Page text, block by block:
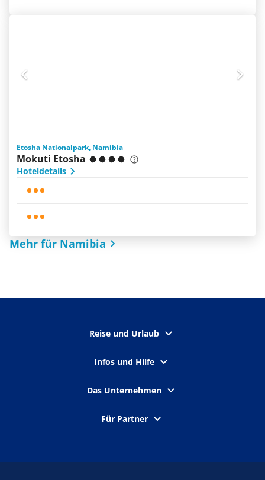
Etosha Nationalpark, Namibia
Mokuti Etosha
Hoteldetails
Mehr für Namibia
Reise und Urlaub
Infos und Hilfe
Das Unternehmen
Für Partner